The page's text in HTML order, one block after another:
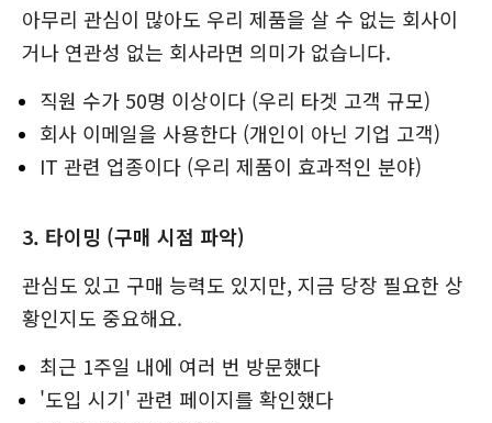
아무리 관심이 많아도 우리 제품을 살 수 없는 회사이
거나 연관성 없는 회사라면 의미가 없습니다.
직원 수가 50명 이상이다 (우리 타겟 고객 규모)
회사 이메일을 사용한다 (개인이 아닌 기업 고객)
IT 관련 업종이다 (우리 제품이 효과적인 분야)
3. 타이밍 (구매 시점 파악)
관심도 있고 구매 능력도 있지만, 지금 당장 필요한 상
황인지도 중요해요.
최근 1주일 내에 여러 번 방문했다
'도입 시기' 관련 페이지를 확인했다